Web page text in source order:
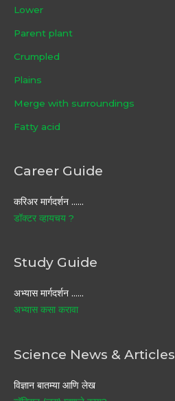
Lower
Parent plant
Crumpled
Plains
Merge with surroundings
Fatty acid
Career Guide
करिअर मार्गदर्शन ……
डॉक्टर व्हायचय ?
Study Guide
अभ्यास मार्गदर्शन ……
अभ्यास कसा करावा
Science News & Articles
विज्ञान बातम्या आणि लेख